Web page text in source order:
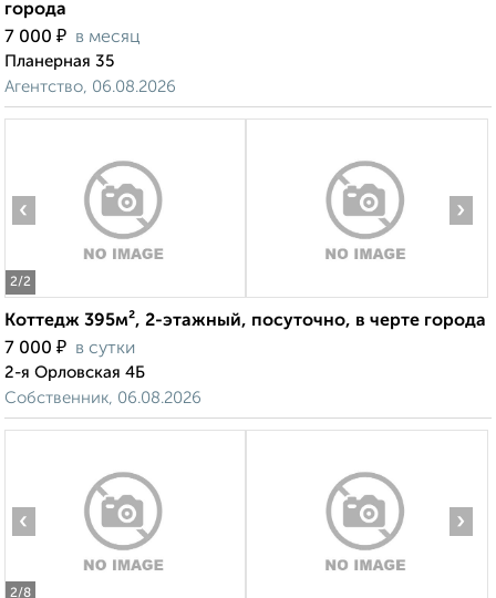
города
7 000 ₽ в месяц
Планерная 35
Агентство, 06.08.2026
2/2
‹ ›
Коттедж 395м², 2-этажный, посуточно, в черте города
7 000 ₽ в сутки
2-я Орловская 4Б
Собственник, 06.08.2026
2/8
‹ ›